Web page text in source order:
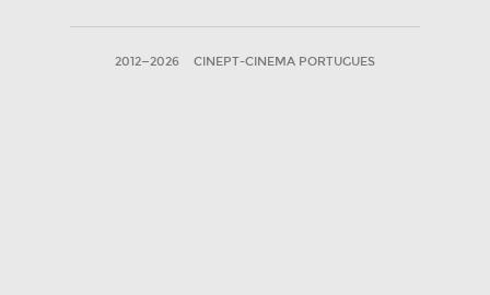
2012—2026 CINEPT-CINEMA PORTUGUES